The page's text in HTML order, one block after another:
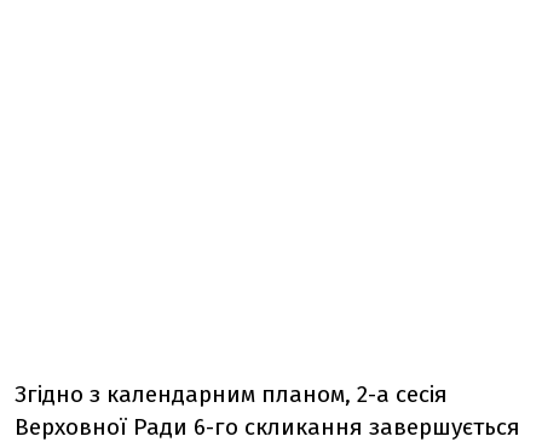
Згідно з календарним планом, 2-а сесія
Верховної Ради 6-го скликання завершується